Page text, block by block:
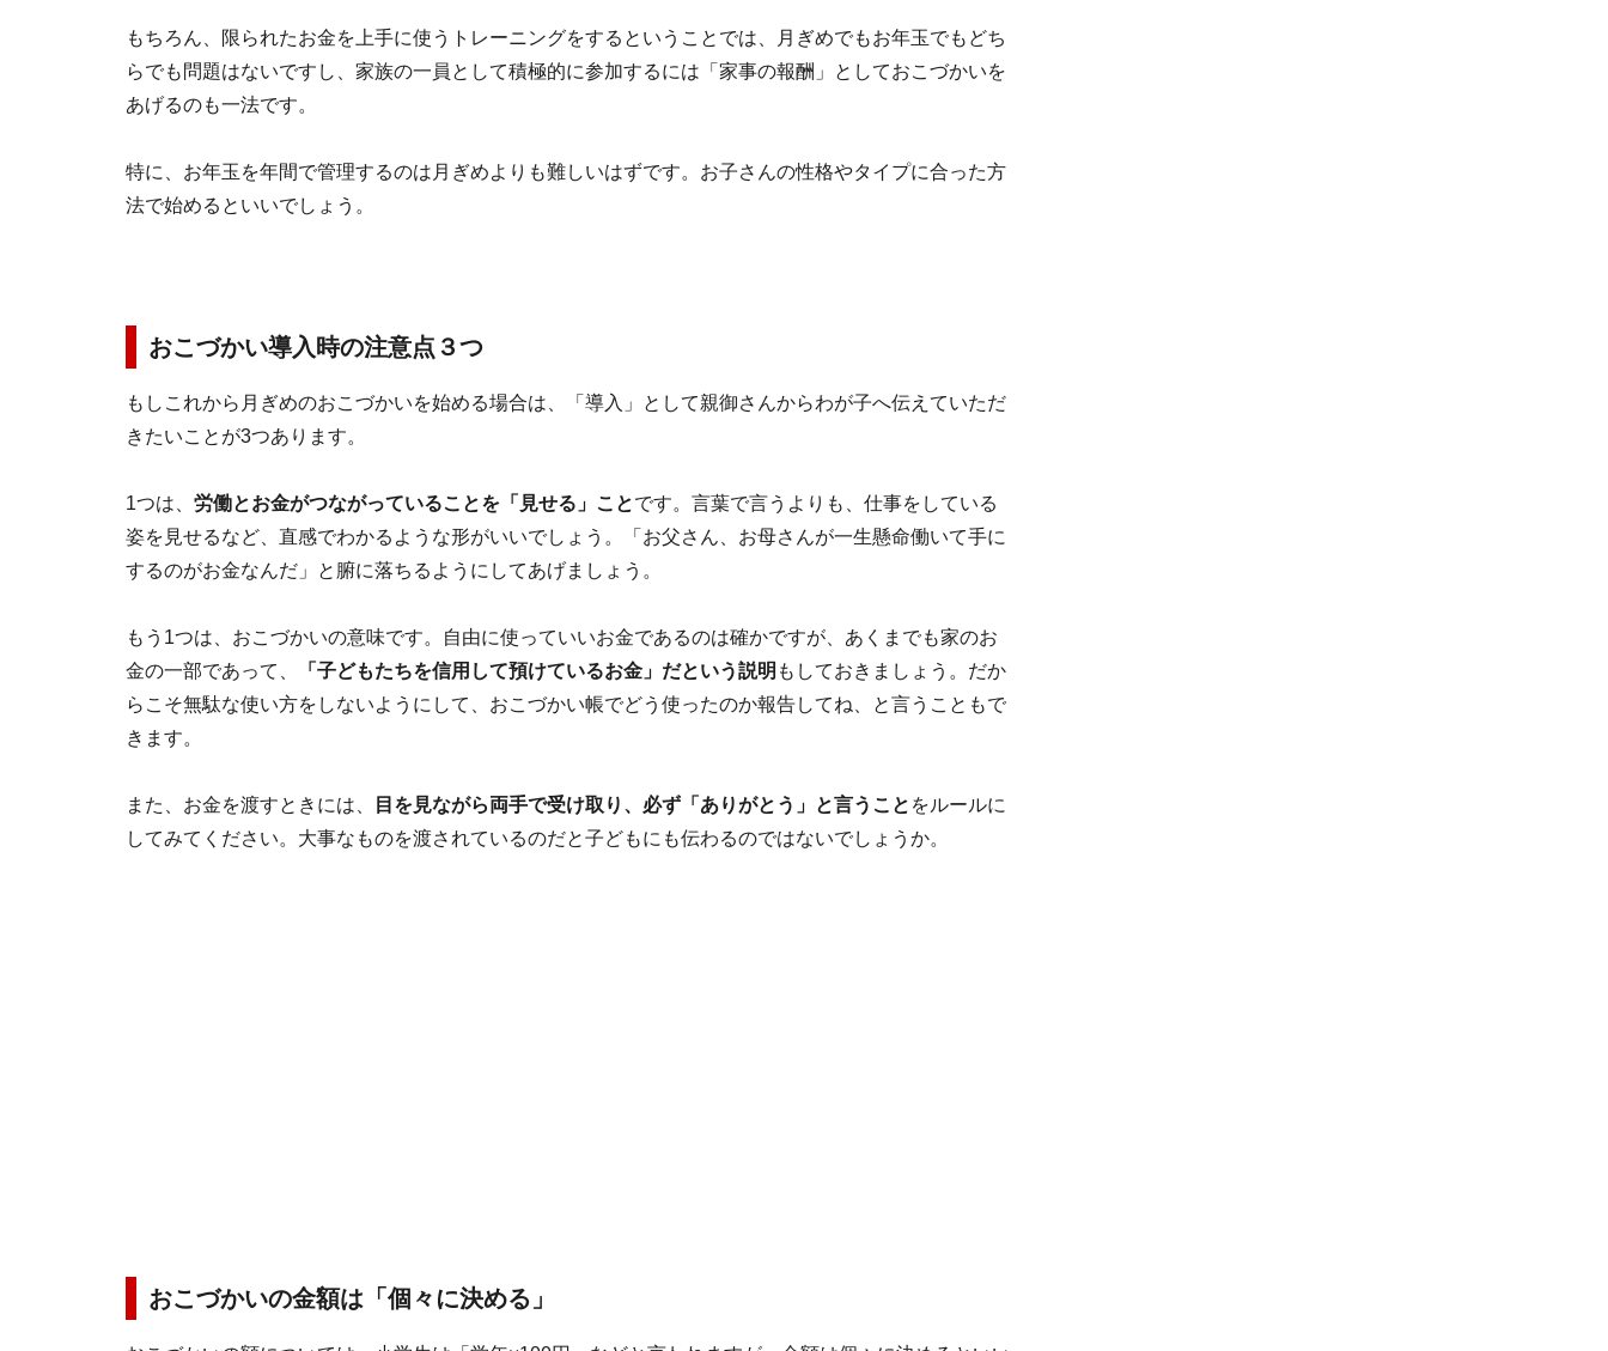
もちろん、限られたお金を上手に使うトレーニングをするということでは、月ぎめでもお年玉でもどち
らでも問題はないですし、家族の一員として積極的に参加するには「家事の報酬」としておこづかいを
あげるのも一法です。
特に、お年玉を年間で管理するのは月ぎめよりも難しいはずです。お子さんの性格やタイプに合った方
法で始めるといいでしょう。
おこづかい導入時の注意点３つ
もしこれから月ぎめのおこづかいを始める場合は、「導入」として親御さんからわが子へ伝えていただ
きたいことが3つあります。
1つは、 労働とお金がつながっていることを「見せる」ことです。言葉で言うよりも、仕事をしている
姿を見せるなど、直感でわかるような形がいいでしょう。「お父さん、お母さんが一生懸命働いて手に
するのがお金なんだ」と腑に落ちるようにしてあげましょう。
もう1つは、おこづかいの意味です。自由に使っていいお金であるのは確かですが、あくまでも家のお
金の一部であって、
「子どもたちを信用して預けているお金」だという説明 もしておきましょう。だか
らこそ無駄な使い方をしないようにして、おこづかい帳でどう使ったのか報告してね、と言うこともで
きます。
また、お金を渡すときには、 目を見ながら両手で受け取り、必ず「ありがとう」と言うこと をルールに
してみてください。大事なものを渡されているのだと子どもにも伝わるのではないでしょうか。
おこづかいの金額は「個々に決める」